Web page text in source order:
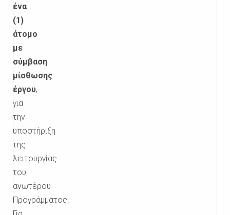
ένα
(1)
άτομο
με
σύμβαση
μίσθωσης
έργου,
για
την
υποστήριξη
της
λειτουργίας
του
ανωτέρου
Προγράμματος.